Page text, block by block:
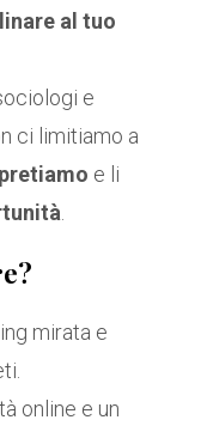
al tuo
e
ci limitiamo a
e li
mirata e
online e un